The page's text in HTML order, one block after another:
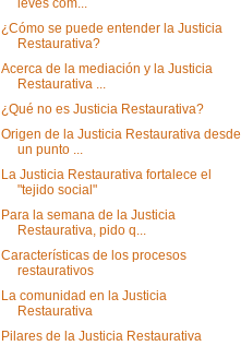
leves com...
¿Cómo se puede entender la Justicia
Restaurativa?
Acerca de la mediación y la Justicia
Restaurativa ...
¿Qué no es Justicia Restaurativa?
Origen de la Justicia Restaurativa desde
un punto ...
La Justicia Restaurativa fortalece el
"tejido social"
Para la semana de la Justicia
Restaurativa, pido q...
Características de los procesos
restaurativos
La comunidad en la Justicia
Restaurativa
Pilares de la Justicia Restaurativa